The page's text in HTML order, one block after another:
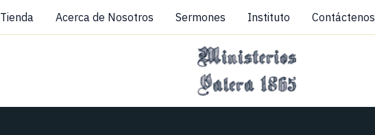
Tienda Acerca de Nosotros Sermones Instituto Contáctenos